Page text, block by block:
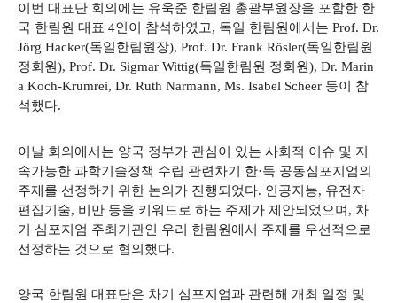
이번 대표단 회의에는 유욱준 한림원 총괄부원장을 포함한 한
국 한림원 대표 4인이 참석하였고, 독일 한림원에서는 Prof. Dr.
Jörg Hacker(독일한림원장), Prof. Dr. Frank Rösler(독일한림원
정회원), Prof. Dr. Sigmar Wittig(독일한림원 정회원), Dr. Marin
a Koch-Krumrei, Dr. Ruth Narmann, Ms. Isabel Scheer 등이 참
석했다.
이날 회의에서는 양국 정부가 관심이 있는 사회적 이슈 및 지
속가능한 과학기술정책 수립 관련차기 한·독 공동심포지엄의
주제를 선정하기 위한 논의가 진행되었다. 인공지능, 유전자
편집기술, 비만 등을 키워드로 하는 주제가 제안되었으며, 차
기 심포지엄 주최기관인 우리 한림원에서 주제를 우선적으로
선정하는 것으로 협의했다.
양국 한림원 대표단은 차기 심포지엄과 관련해 개최 일정 및